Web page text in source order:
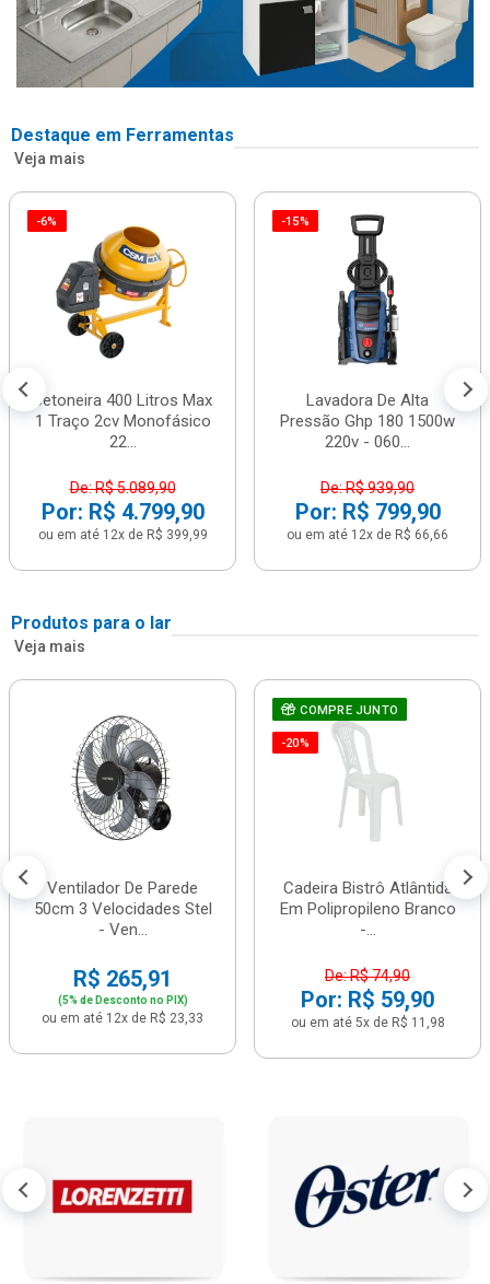
Destaque em Ferramentas
Veja mais
-6%
Betoneira 400 Litros Max
1 Traço 2cv Monofásico
22...
De: R$ 5.089,90
Por: R$ 4.799,90
ou em até 12x de R$ 399,99
-15%
Lavadora De Alta
Pressão Ghp 180 1500w
220v - 060...
De: R$ 939,90
Por: R$ 799,90
ou em até 12x de R$ 66,66
Produtos para o lar
Veja mais
Ventilador De Parede
50cm 3 Velocidades Stel
- Ven...
R$ 265,91
(5% de Desconto no PIX)
ou em até 12x de R$ 23,33
COMPRE JUNTO
-20%
Cadeira Bistrô Atlântida
Em Polipropileno Branco
-...
De: R$ 74,90
Por: R$ 59,90
ou em até 5x de R$ 11,98